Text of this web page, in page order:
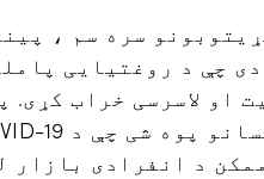
سره سم ،
چې د روغتیایی
او لاسرسی خراب کړی.
د انفرادی بازار